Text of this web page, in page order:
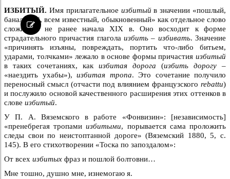
ИЗБИТЫЙ. Имя прилагательное избитыйв значении «пошлый,
банальный, всем известный, обыкновенный» как отдельное слово
сложилось не ранее начала XIX в. Оно восходит к форме
страдательного причастия глагола избить – избивать. Значение
«причинять изъяны, повреждать, портить что-либо битьем,
ударами, толчками» лежало в основе формы причастия избитый
в таких сочетаниях, как избитая дорога (избить дорогу –
«наездить ухабы»), избитая тропа. Это сочетание получило
переносный смысл (отчасти под влиянием французского rebattu)
и послужило основой качественного расширения этих оттенков в
слове избитый.
У П. А. Вяземского в работе «Фонвизин»: [независимость]
«пренебрегая тропамиизбитыми, порывается сама проложить
следы свои по неистоптанной дороге» (Вяземский 1880, 5, с.
145). В его стихотворении «Тоска по запоздалом»:
От всех избитых фраз и пошлой болтовни…
Мне тошно, душно мне, изнемогаю я.